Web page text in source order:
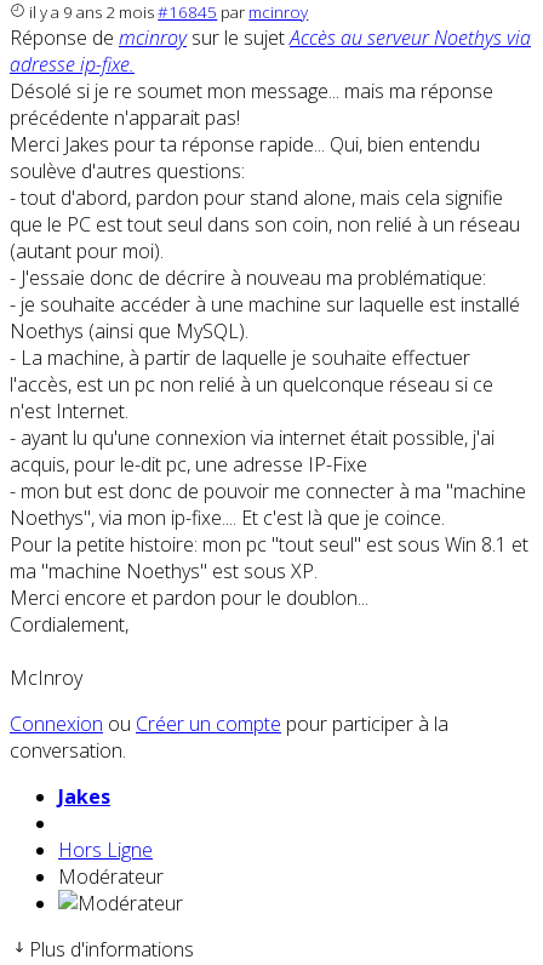
il y a 9 ans 2 mois#16845 par mcinroy
Réponse de mcinroysur le sujetAccès au serveur Noethys via
adresse ip-fixe.
Désolé si je re soumet mon message... mais ma réponse
précédente n'apparait pas!
Merci Jakes pour ta réponse rapide... Qui, bien entendu
soulève d'autres questions:
- tout d'abord, pardon pour stand alone, mais cela signifie
que le PC est tout seul dans son coin, non relié à un réseau
(autant pour moi).
- J'essaie donc de décrire à nouveau ma problématique:
- je souhaite accéder à une machine sur laquelle est installé
Noethys (ainsi que MySQL).
- La machine, à partir de laquelle je souhaite effectuer
l'accès, est un pc non relié à un quelconque réseau si ce
n'est Internet.
- ayant lu qu'une connexion via internet était possible, j'ai
acquis, pour le-dit pc, une adresse IP-Fixe
- mon but est donc de pouvoir me connecter à ma "machine
Noethys", via mon ip-fixe.... Et c'est là que je coince.
Pour la petite histoire: mon pc "tout seul" est sous Win 8.1 et
ma "machine Noethys" est sous XP.
Merci encore et pardon pour le doublon...
Cordialement,
McInroy
Connexion ou Créer un compte pour participer à la
conversation.
Jakes
Hors Ligne
Modérateur
Plus d'informations